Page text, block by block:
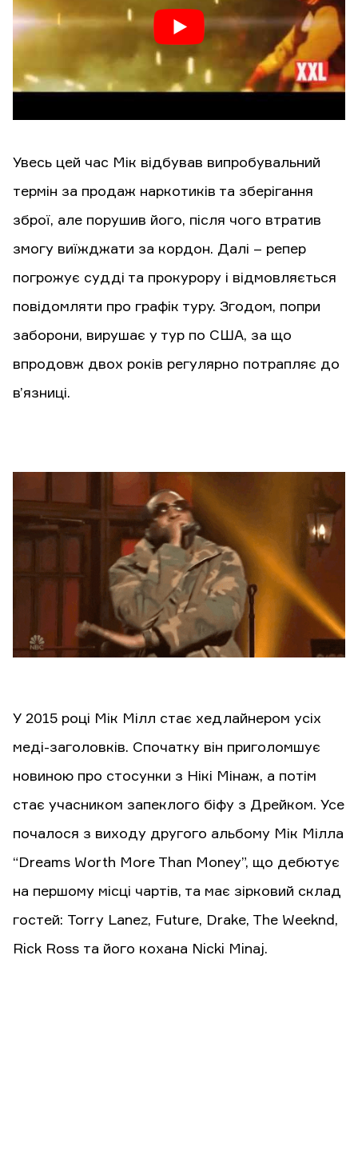
Увесь цей час Мік відбував випробувальний
термін за продаж наркотиків та зберігання
зброї, але порушив його, після чого втратив
змогу виїжджати за кордон. Далі – репер
погрожує судді та прокурору і відмовляється
повідомляти про графік туру. Згодом, попри
заборони, вирушає у тур по США, за що
впродовж двох років регулярно потрапляє до
в’язниці.
У 2015 році Мік Мілл стає хедлайнером усіх
меді-заголовків. Спочатку він приголомшує
новиною про стосунки з Нікі Мінаж, а потім
стає учасником запеклого біфу з Дрейком. Усе
почалося з виходу другого альбому Мік Мілла
“Dreams Worth More Than Money”, що дебютує
на першому місці чартів, та має зірковий склад
гостей: Torry Lanez, Future, Drake, The Weeknd,
Rick Ross та його кохана Nicki Minaj.